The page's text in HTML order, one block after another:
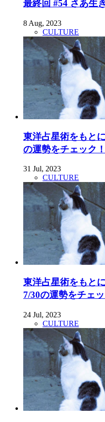
最終回 #54 さあ生
8 Aug, 2023
CULTURE
東洋占星術をもと
の運勢をチェック！
31 Jul, 2023
CULTURE
東洋占星術をもと
7/30の運勢をチェッ
24 Jul, 2023
CULTURE